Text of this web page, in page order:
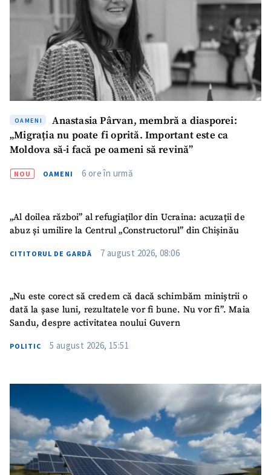
OAMENI
Anastasia Pârvan, membră a diasporei:
„Migrația nu poate fi oprită. Important este ca
Moldova să-i facă pe oameni să revină”
NOU OAMENI 6 ore în urmă
„Al doilea război” al refugiaților din Ucraina: acuzații de
abuz și umilire la Centrul „Constructorul” din Chișinău
CITITORUL DE GARDĂ 7 august 2026, 08:06
„Nu este corect să credem că dacă schimbăm miniștrii o
dată la șase luni, rezultatele vor fi bune. Nu vor fi”. Maia
Sandu, despre activitatea noului Guvern
POLITIC 5 august 2026, 15:51